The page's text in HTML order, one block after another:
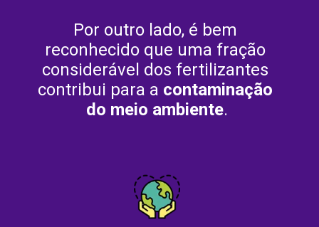
Por outro lado, é bem
reconhecido que uma fração
considerável dos fertilizantes
contribui para a contaminação
do meio ambiente.